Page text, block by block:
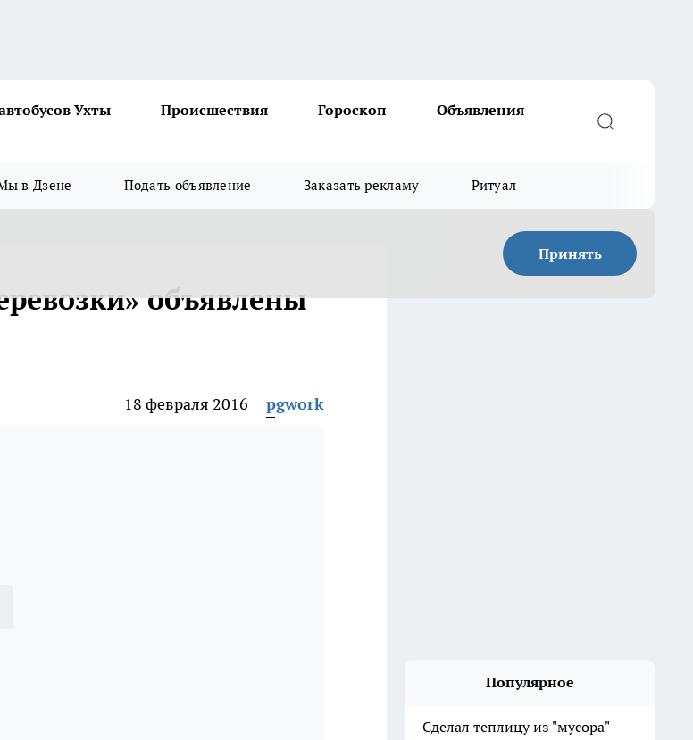
Ухты Происшествия Гороскоп
Объявления
в Дзене Подать объявление Заказать рекламу Ритуал
Принять
объявлены
18 февраля 2016 pgwork
Популярное
Сделал теплицу из "мусора"